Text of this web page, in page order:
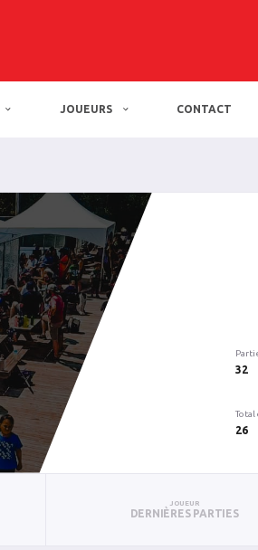
JOUEURS CONTACT
32
26
JOUEUR
DERNIÈRES PARTIES